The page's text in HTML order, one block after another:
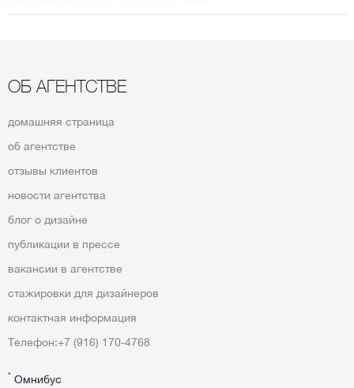
ОБ АГЕНТСТВЕ
домашняя страница
об агентстве
отзывы клиентов
новости агентства
блог о дизайне
публикации в прессе
вакансии в агентстве
стажировки для дизайнеров
контактная информация
Телефон:+7 (916) 170-4768
* Омнибус